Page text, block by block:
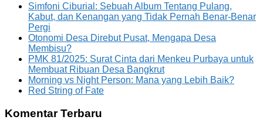
Simfoni Ciburial: Sebuah Album Tentang Pulang,
Kabut, dan Kenangan yang Tidak Pernah Benar-Benar
Pergi
Otonomi Desa Direbut Pusat, Mengapa Desa
Membisu?
PMK 81/2025: Surat Cinta dari Menkeu Purbaya untuk
Membuat Ribuan Desa Bangkrut
Morning vs Night Person: Mana yang Lebih Baik?
Red String of Fate
Komentar Terbaru